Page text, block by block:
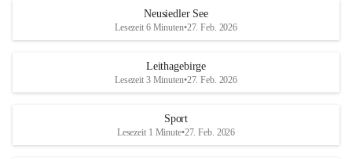
S
und den daraus folgenden wirtschaftlichen
Maßnahmen zur Bekämpfung
Rebe und der Amerikanischen
r
S
Neusiedler See
Lesezeit 6 Minuten•27. Feb. 2026
Leithagebirge
Lesezeit 3 Minuten•27. Feb. 2026
Sport
Lesezeit 1 Minute•27. Feb. 2026